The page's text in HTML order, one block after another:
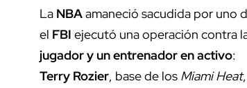
La NBAamaneció sacudida por uno
el FBI ejecutó una operación contra
jugador y un entrenador en activo:
Terry Rozier, base de los Miami Heat